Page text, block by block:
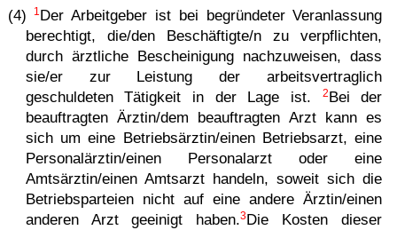
(4)
1 Der Arbeitgeber ist bei begründeter Veranlassung
berechtigt, die/den Beschäftigte/n zu verpflichten,
durch ärztliche Bescheinigung nachzuweisen, dass
sie/er zur Leistung der arbeitsvertraglich
geschuldeten Tätigkeit in der Lage ist.
2Bei der
beauftragten Ärztin/dem beauftragten Arzt kann es
sich um eine Betriebsärztin/einen Betriebsarzt, eine
Personalärztin/einen Personalarzt oder eine
Amtsärztin/einen Amtsarzt handeln, soweit sich die
Betriebsparteien nicht auf eine andere Ärztin/einen
anderen Arzt geeinigt haben.3Die Kosten dieser